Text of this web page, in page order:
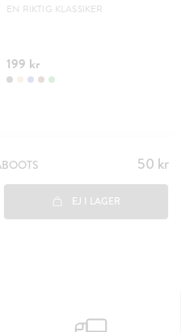
EN RIKTIG KLASSIKER
199 kr
Pris:
50 kr
50 kr
EJ I LAGER